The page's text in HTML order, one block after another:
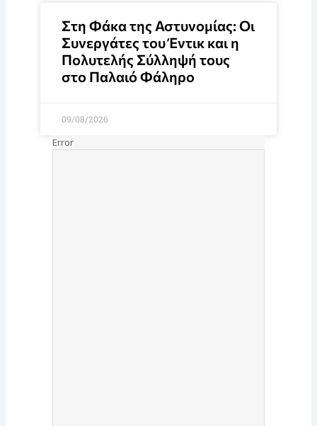
Στη Φάκα της Αστυνομίας: Οι
Συνεργάτες του Έντικ και η
Πολυτελής Σύλληψή τους
στο Παλαιό Φάληρο
09/08/2026